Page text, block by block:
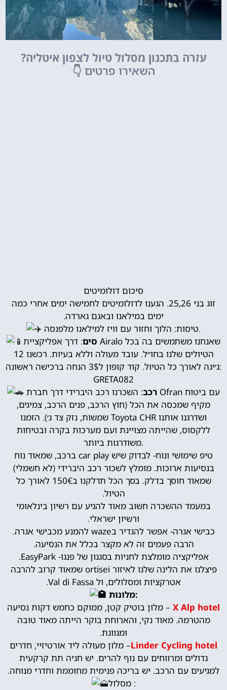
עזרה בתכנון מסלול טיול לצפון איטליה?
השאירו פרטים 👇
סיכום דולומיטים
זוג בני 25,26. הגענו לדולומיטים לחמישה ימים אחרי כמה
ימים במילאנו ובאגם גארדה.
טיסות: הלוך וחזור עם וויז למילאנו מלפנסה.
סים: דרך אפליקציית Airalo שאנחנו משתמשים בה בכל
הטיולים שלנו בחו״ל. עובד מעולה וללא בעיות. רכשנו 12
ג׳יגה לאורך כל הטיול. קוד קופון ל3$ הנחה ברכישה ראשונה:
GRETA082
רכב: השכרנו רכב היברידי דרך חברת Ofran עם ביטוח
מקיף שמכסה את הכל (חוץ הרכב, פנים הרכב, צמיגים,
שמשות, נזק צד ג׳). הזמנו Toyota CHR ושדרגנו אותנו
ללקסוס, שהייתה מצויינת ועם מערכות בקרה ובטיחות
משודרגות ביותר.
טיפ שימושי ונוח- לבדוק שיש car play ברכב, שמאוד נוח
בנסיעות ארוכות. מומלץ לשכור רכב היברידי (לא חשמלי)
שמאוד חוסך בדלק. בסך הכל תדלקנו ב150€ לאורך כל
הטיול.
במעמד ההשכרה חשוב מאוד להגיע עם רשיון בינלאומי
ורשיון ישראלי.
כבישי אגרה- אפשר להגדיר בwaze להמנע מכבישי אגרה.
הרבה פעמים זה לא מקצר בכלל את הנסיעה.
אפליקציה מומלצת לחניות בסגנון של פנגו- EasyPark.
פיצלנו את הלינה שלנו לאיזור ortisei שמאוד קרוב להרבה
אטרקציות ומסלולים, ול Val di Fassa.
מלונות:
X Alp hotel – מלון בוטיק קטן, ממוקם כחמש דקות נסיעה
מהטרמה. מאוד נקי, והארוחת בוקר הייתה מאוד טובה
ומגוונת.
Linder Cycling hotel– מלון מעולה ליד אורטיזיי, חדרים
גדולים ומרווחים עם נוף להרים. יש חניה תת קרקעית
למגיעים עם הרכב. יש בריכה פנימית מחוממת וחדרי מנוחה.
מסלול :